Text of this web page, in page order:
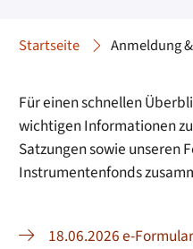
Startseite Anmeldung
Für einen schnellen
wichtigen Informationen
Satzungen sowie unseren
Instrumentenfonds
18.06.2026 e-